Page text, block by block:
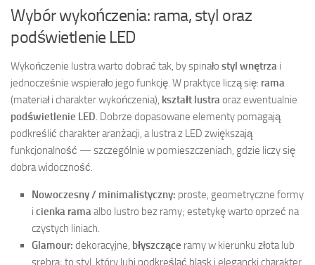
Wybór wykończenia: rama, styl oraz
podświetlenie LED
Wykończenie lustra warto dobrać tak, by spinało styl wnętrza i
jednocześnie wspierało jego funkcję. W praktyce liczą się: rama
(materiał i charakter wykończenia), kształt lustraoraz ewentualnie
podświetlenie LED. Dobrze dopasowane elementy pomagają
podkreślić charakter aranżacji, a lustra z LED zwiększają
funkcjonalność — szczególnie w pomieszczeniach, gdzie liczy się
dobra widoczność.
Nowoczesny / minimalistyczny: proste, geometryczne formy
i cienka ramaalbo lustro bez ramy; estetykę warto oprzeć na
czystych liniach.
Glamour: dekoracyjne, błyszczące ramy w kierunku złota lub
srebra; to styl, który lubi podkreślać blask i elegancki charakter